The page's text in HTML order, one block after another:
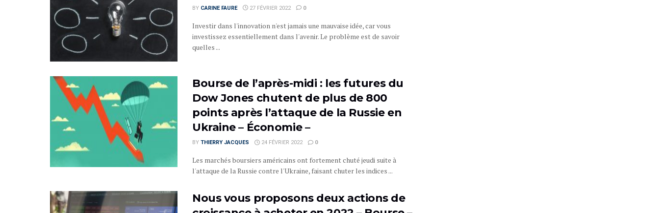
BY CARINE FAURE 27 FÉVRIER 2022 0
Investir dans l'innovation n'est jamais une mauvaise idée, car vous
investissez essentiellement dans l'avenir. Le problème est de savoir
quelles ...
Bourse de l’après-midi : les futures du
Dow Jones chutent de plus de 800
points après l’attaque de la Russie en
Ukraine – Économie –
BY THIERRY JACQUES 24 FÉVRIER 2022 0
Les marchés boursiers américains ont fortement chuté jeudi suite à
l'attaque de la Russie contre l'Ukraine, faisant chuter les indices ...
Nous vous proposons deux actions de